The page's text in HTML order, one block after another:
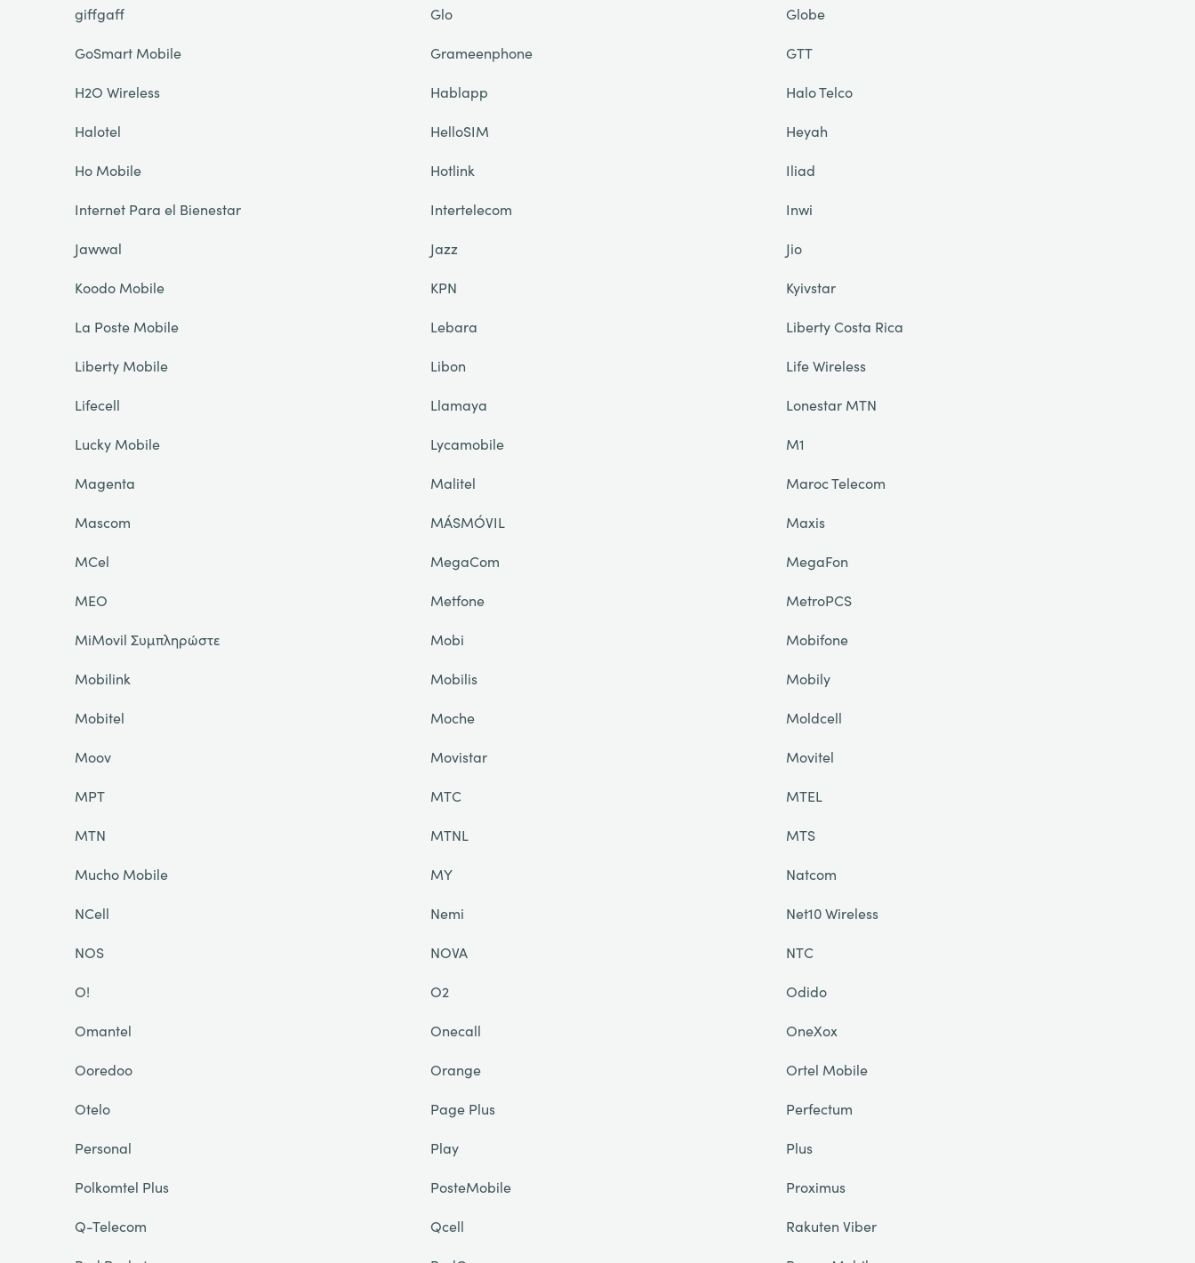
giffgaff
Glo
Globe
GoSmart Mobile
Grameenphone
GTT
H2O Wireless
Hablapp
Halo Telco
Halotel
HelloSIM
Heyah
Ho Mobile
Hotlink
Iliad
Internet Para el Bienestar
Intertelecom
Inwi
Jawwal
Jazz
Jio
Koodo Mobile
KPN
Kyivstar
La Poste Mobile
Lebara
Liberty Costa Rica
Liberty Mobile
Libon
Life Wireless
Lifecell
Llamaya
Lonestar MTN
Lucky Mobile
Lycamobile
M1
Magenta
Malitel
Maroc Telecom
Mascom
MÁSMÓVIL
Maxis
MCel
MegaCom
MegaFon
MEO
Metfone
MetroPCS
MiMovil Συμπληρώστε
Mobi
Mobifone
Mobilink
Mobilis
Mobily
Mobitel
Moche
Moldcell
Moov
Movistar
Movitel
MPT
MTC
MTEL
MTN
MTNL
MTS
Mucho Mobile
MY
Natcom
NCell
Nemi
Net10 Wireless
NOS
NOVA
NTC
O!
O2
Odido
Omantel
Onecall
OneXox
Ooredoo
Orange
Ortel Mobile
Otelo
Page Plus
Perfectum
Personal
Play
Plus
Polkomtel Plus
PosteMobile
Proximus
Q-Telecom
Qcell
Rakuten Viber